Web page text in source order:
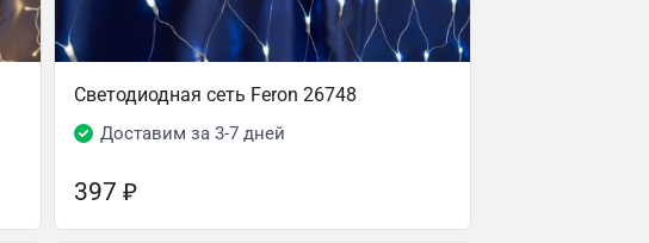
Светодиодная сеть Feron 26748
Доставим за 3-7 дней
397 ₽